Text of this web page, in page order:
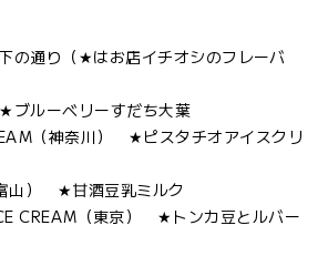
の通り（★はお店イチオシのフレーバ
ルーベリーすだち大葉
（神奈川） ★ピスタチオアイスクリ
山） ★甘酒豆乳ミルク
CREAM（東京） ★トンカ豆とルバー